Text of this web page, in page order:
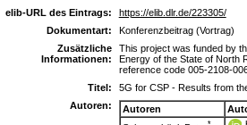
elib-URL des Eintrags:
https://elib.dlr.de/223305/
Dokumentart:
Konferenzbeitrag (Vortrag)
Zusätzliche
Informationen:
This project was funded by
Energy of the State of North
reference code 005-2108-
Titel:
5G for CSP - Results from
Autoren:
Autoren